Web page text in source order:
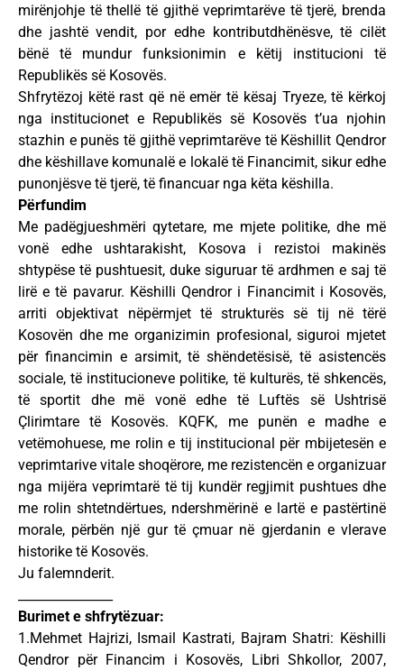
mirënjohje të thellë të gjithë veprimtarëve të tjerë, brenda
dhe jashtë vendit, por edhe kontributdhënësve, të cilët
bënë të mundur funksionimin e këtij institucioni të
Republikës së Kosovës.
Shfrytëzoj këtë rast që në emër të kësaj Tryeze, të kërkoj
nga institucionet e Republikës së Kosovës t’ua njohin
stazhin e punës të gjithë veprimtarëve të Këshillit Qendror
dhe këshillave komunalë e lokalë të Financimit, sikur edhe
punonjësve të tjerë, të financuar nga këta këshilla.
Përfundim
Me padëgjueshmëri qytetare, me mjete politike, dhe më
vonë edhe ushtarakisht, Kosova i rezistoi makinës
shtypëse të pushtuesit, duke siguruar të ardhmen e saj të
lirë e të pavarur. Këshilli Qendror i Financimit i Kosovës,
arriti objektivat nëpërmjet të strukturës së tij në tërë
Kosovën dhe me organizimin profesional, siguroi mjetet
për financimin e arsimit, të shëndetësisë, të asistencës
sociale, të institucioneve politike, të kulturës, të shkencës,
të sportit dhe më vonë edhe të Luftës së Ushtrisë
Çlirimtare të Kosovës. KQFK, me punën e madhe e
vetëmohuese, me rolin e tij institucional për mbijetesën e
veprimtarive vitale shoqërore, me rezistencën e organizuar
nga mijëra veprimtarë të tij kundër regjimit pushtues dhe
me rolin shtetndërtues, ndershmërinë e lartë e pastërtinë
morale, përbën një gur të çmuar në gjerdanin e vlerave
historike të Kosovës.
Ju falemnderit.
Burimet e shfrytëzuar:
1.Mehmet Hajrizi, Ismail Kastrati, Bajram Shatri: Këshilli
Qendror për Financim i Kosovës, Libri Shkollor, 2007,